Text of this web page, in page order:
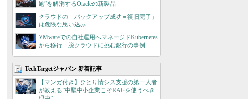
題”を解消するOracleの新製品
クラウドの「バックアップ成功＝復旧完了」
は危険な思い込み
VMwareでの自社運用へマネージドKubernetes
から移行 脱クラウドに挑む銀行の事例
TechTargetジャパン 新着記事
【マンガ付き】ひとり情シス支援の第一人者
が教える”中堅中小企業こそRAGを使うべき